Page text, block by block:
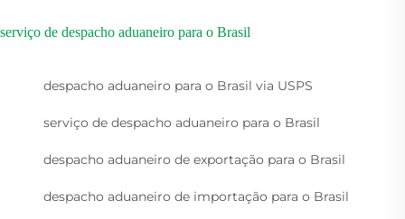
serviço de despacho aduaneiro para o Brasil
despacho aduaneiro para o Brasil via USPS
serviço de despacho aduaneiro para o Brasil
despacho aduaneiro de exportação para o Brasil
despacho aduaneiro de importação para o Brasil